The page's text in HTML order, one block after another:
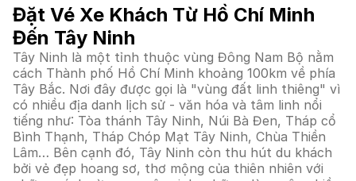
Đặt Vé Xe Khách Từ Hồ Chí Minh
Đến Tây Ninh
Tây Ninh là một tỉnh thuộc vùng Đông Nam Bộ nằm
cách Thành phố Hồ Chí Minh khoảng 100km về phía
Tây Bắc. Nơi đây được gọi là "vùng đất linh thiêng" vì
có nhiều địa danh lịch sử - văn hóa và tâm linh nổi
tiếng như: Tòa thánh Tây Ninh, Núi Bà Đen, Tháp cổ
Bình Thạnh, Tháp Chóp Mạt Tây Ninh, Chùa Thiền
Lâm… Bên cạnh đó, Tây Ninh còn thu hút du khách
bởi vẻ đẹp hoang sơ, thơ mộng của thiên nhiên với